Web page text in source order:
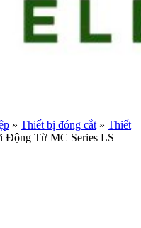
» Thiết bị đóng cắt » Thiết
Từ MC Series LS